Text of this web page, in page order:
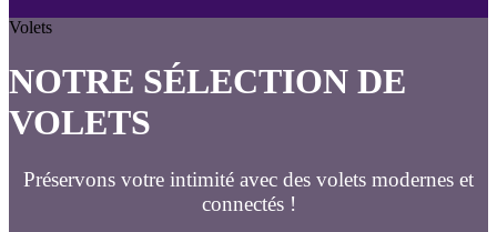
Volets
NOTRE SÉLECTION DE
VOLETS
Préservons votre intimité avec des volets modernes et
connectés !